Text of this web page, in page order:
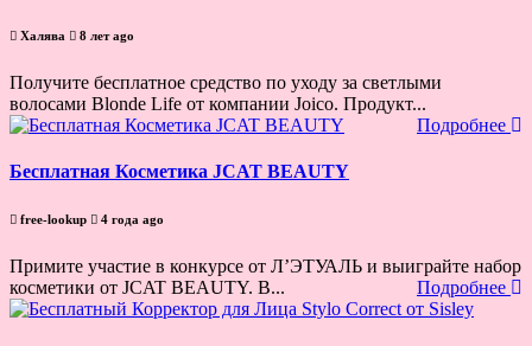
Халява 8 лет ago
Получите бесплатное средство по уходу за светлыми
волосами Blonde Life от компании Joico. Продукт...
Подробнее
Бесплатная Косметика JCAT BEAUTY
free-lookup 4 года ago
Примите участие в конкурсе от Л’ЭТУАЛЬ и выиграйте набор
косметики от JCAT BEAUTY. В...
Подробнее